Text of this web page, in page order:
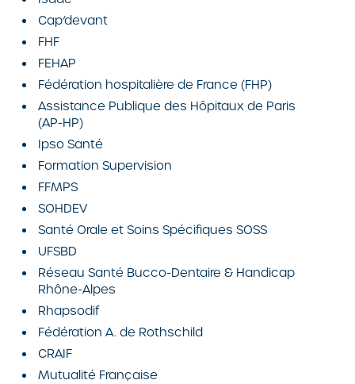
Cap’devant
FHF
FEHAP
Fédération hospitalière de France (FHP)
Assistance Publique des Hôpitaux de Paris
(AP-HP)
Ipso Santé
Formation Supervision
FFMPS
SOHDEV
Santé Orale et Soins Spécifiques SOSS
UFSBD
Réseau Santé Bucco-Dentaire & Handicap
Rhône-Alpes
Rhapsodif
Fédération A. de Rothschild
CRAIF
Mutualité Française